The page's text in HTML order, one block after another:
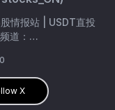
| USDT直投
官方TG客服支
0
X